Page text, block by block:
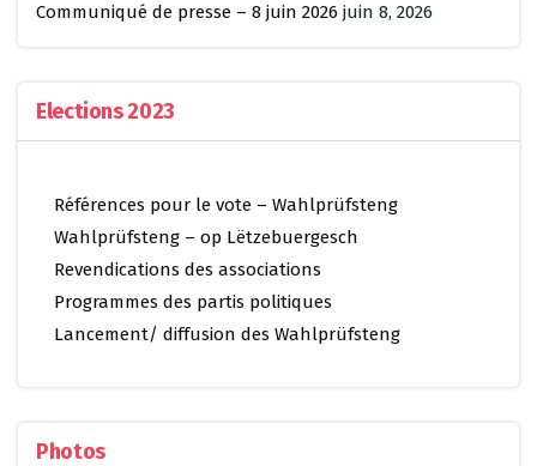
Communiqué de presse – 8 juin 2026 juin 8, 2026
Elections 2023
Références pour le vote – Wahlprüfsteng
Wahlprüfsteng – op Lëtzebuergesch
Revendications des associations
Programmes des partis politiques
Lancement/ diffusion des Wahlprüfsteng
Photos